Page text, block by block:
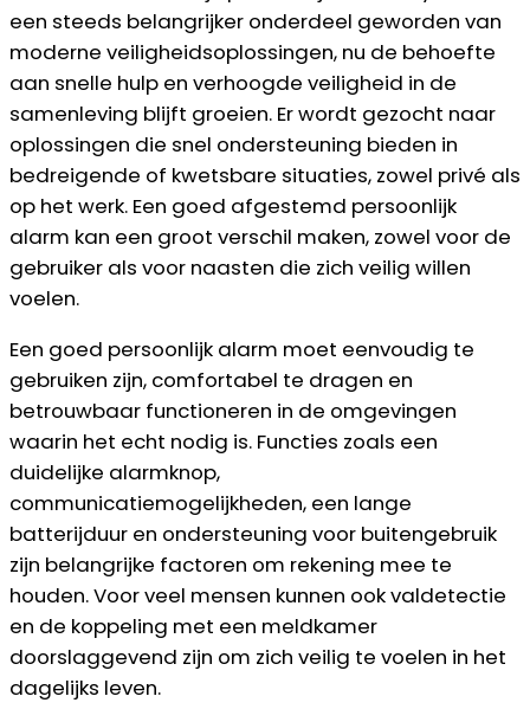
een steeds belangrijker onderdeel geworden van
moderne veiligheidsoplossingen, nu de behoefte
aan snelle hulp en verhoogde veiligheid in de
samenleving blijft groeien. Er wordt gezocht naar
oplossingen die snel ondersteuning bieden in
bedreigende of kwetsbare situaties, zowel privé als
op het werk. Een goed afgestemd persoonlijk
alarm kan een groot verschil maken, zowel voor de
gebruiker als voor naasten die zich veilig willen
voelen.
Een goed persoonlijk alarm moet eenvoudig te
gebruiken zijn, comfortabel te dragen en
betrouwbaar functioneren in de omgevingen
waarin het echt nodig is. Functies zoals een
duidelijke alarmknop,
communicatiemogelijkheden, een lange
batterijduur en ondersteuning voor buitengebruik
zijn belangrijke factoren om rekening mee te
houden. Voor veel mensen kunnen ook valdetectie
en de koppeling met een meldkamer
doorslaggevend zijn om zich veilig te voelen in het
dagelijks leven.